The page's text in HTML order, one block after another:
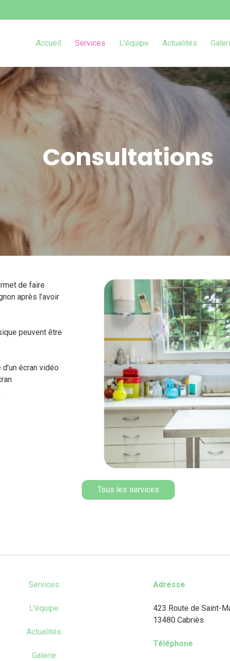
Accueil Services L'équipe Actualités
Consultations
de faire
après l’avoir
peuvent être
écran vidéo
Tous les services
Services
L'équipe
Actualités
Galerie
Adresse
423 Route de Saint-
13480 Cabriès
Téléphone